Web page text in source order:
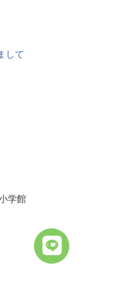
して
学館